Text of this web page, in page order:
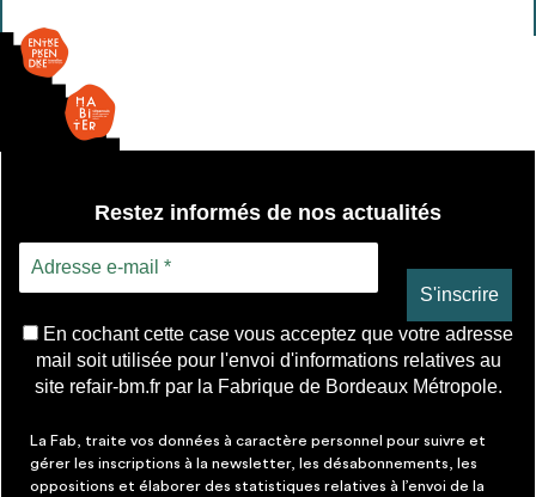
Restez informés de nos actualités
En cochant cette case vous acceptez que votre adresse
mail soit utilisée pour l'envoi d'informations relatives au
site refair-bm.fr par la Fabrique de Bordeaux Métropole.
La Fab, traite vos données à caractère personnel pour suivre et
gérer les inscriptions à la newsletter, les désabonnements, les
oppositions et élaborer des statistiques relatives à l’envoi de la